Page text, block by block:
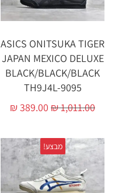
ASICS ONITSUKA TIGER
JAPAN MEXICO DELUXE
BLACK/BLACK/BLACK
TH9J4L-9095
₪1,011.00
₪389.00
מבצע!